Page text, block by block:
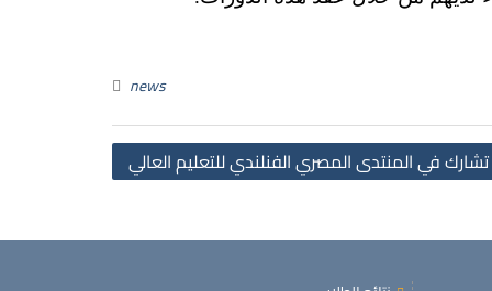
news
في المنتدى المصري الفنلندي للتعليم العالي